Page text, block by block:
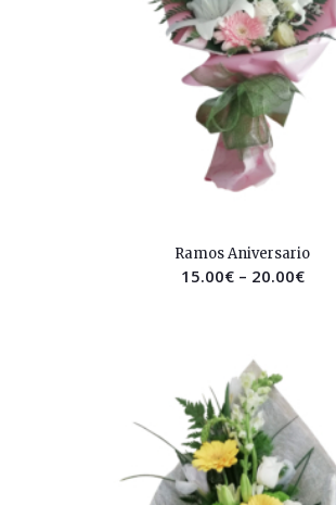
Ramos Aniversario
15.00€– 20.00€